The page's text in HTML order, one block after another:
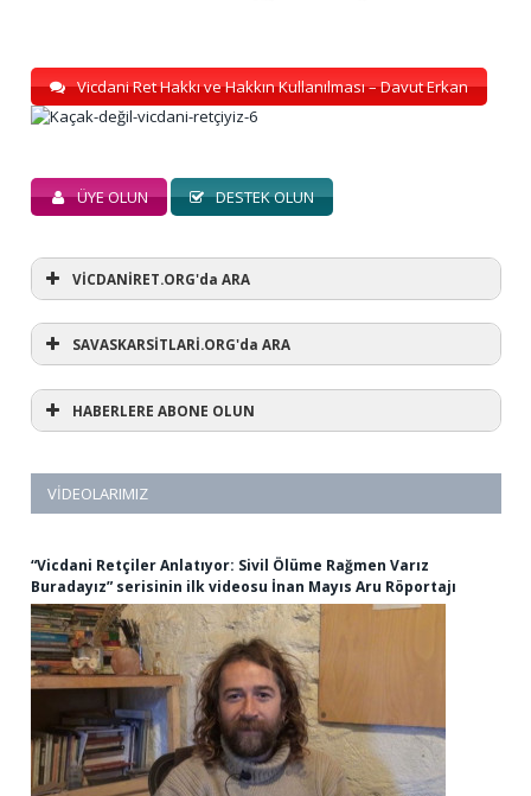
Vicdani Ret Hakkı ve Hakkın Kullanılması – Davut Erkan
ÜYE OLUN DESTEK OLUN
VİCDANİRET.ORG'da ARA
SAVASKARSİTLARİ.ORG'da ARA
HABERLERE ABONE OLUN
VIDEOLARIMIZ
“Vicdani Retçiler Anlatıyor: Sivil Ölüme Rağmen Varız
Buradayız” serisinin ilk videosu İnan Mayıs Aru Röportajı